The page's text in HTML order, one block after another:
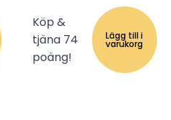
Köp &
tjäna 74
poäng!
Lägg till i
varukorg